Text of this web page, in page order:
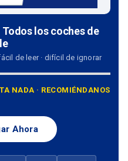
Todos los coches de
de leer · difícil de ignorar
NADA · RECOMIÉNDANOS
Ahora